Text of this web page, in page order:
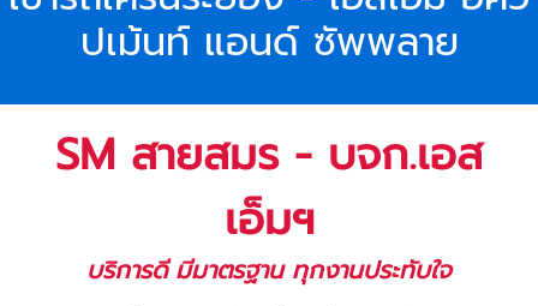
ปเม้นท์ แอนด์ ซัพพลาย
SM สายสมร - บจก.เอส
เอ็มฯ
บริการดี มีมาตรฐาน ทุกงานประทับใจ